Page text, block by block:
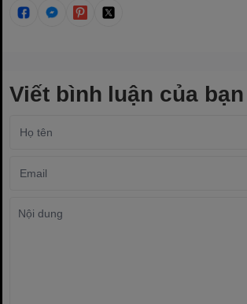
Viết bình luận của bạn